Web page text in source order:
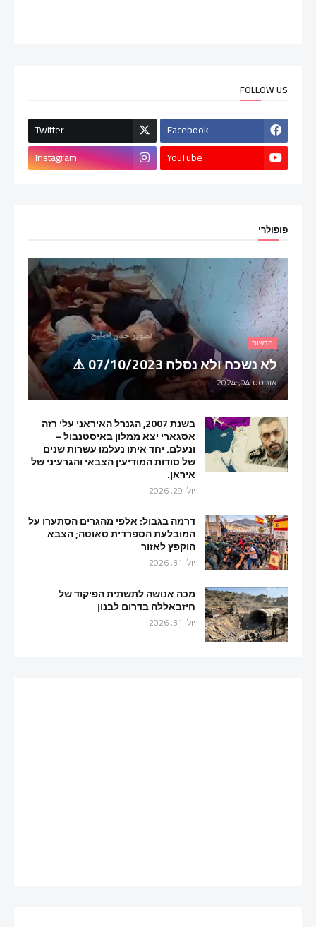
FOLLOW US
Facebook
Twitter
YouTube
Instagram
פופולרי
חדשות
לא נשכח ולא נסלח 07/10/2023 ⚠️
אוגוסט 04, 2024
בשנת 2007, הגנרל האיראני עלי רזה
אסגארי יצא ממלון באיסטנבול –
ונעלם. יחד איתו נעלמו עשרות שנים
של סודות המודיעין הצבאי והגרעיני של
איראן.
יולי 29, 2026
דרמה בגבול: אלפי מהגרים הסתערו על
המובלעת הספרדית סאוטה; הצבא
הוקפץ לאזור
יולי 31, 2026
מכה אנושה לתשתית הפיקוד של
חיזבאללה בדרום לבנון
יולי 31, 2026